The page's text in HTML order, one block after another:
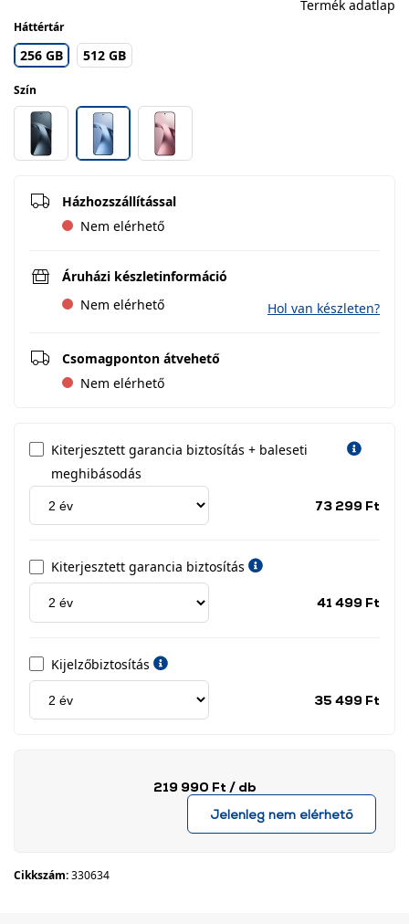
Termék adatlap
Háttértár
256 GB 512 GB
Szín
Házhozszállítással
Nem elérhető
Áruházi készletinformáció
Nem elérhető
Hol van készleten?
Csomagponton átvehető
Nem elérhető
Kiterjesztett garancia biztosítás + baleseti
meghibásodás
73 299 Ft
Kiterjesztett garancia biztosítás
41 499 Ft
Kijelzőbiztosítás
35 499 Ft
219 990 Ft / db
Jelenleg nem elérhető
Cikkszám:330634